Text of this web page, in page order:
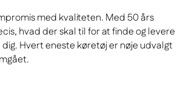
med kvaliteten. Med 50 års
hvad der skal til for at finde og levere
Hvert eneste køretøj er nøje udvalgt